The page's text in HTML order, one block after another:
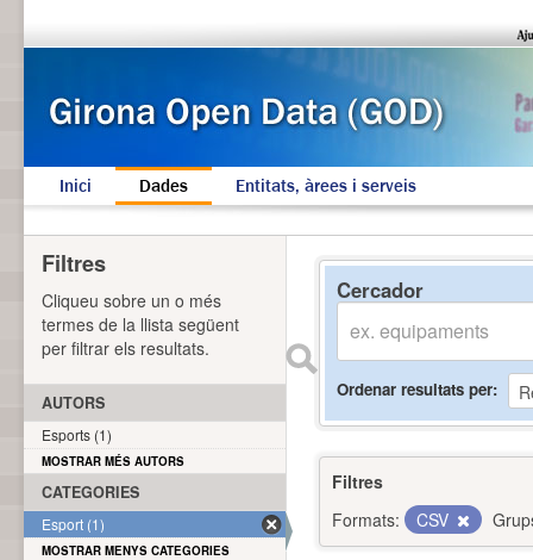
Inici Dades Entitats, àrees i serveis
Cercador
Ordenar resultats per
Filtres
Formats:
CSV
Filtres
Cliqueu sobre un o més
termes de la llista següent
per filtrar els resultats.
AUTORS
Esports (1)
MOSTRAR MÉS AUTORS
CATEGORIES
Esport (1)
MOSTRAR MENYS CATEGORIES